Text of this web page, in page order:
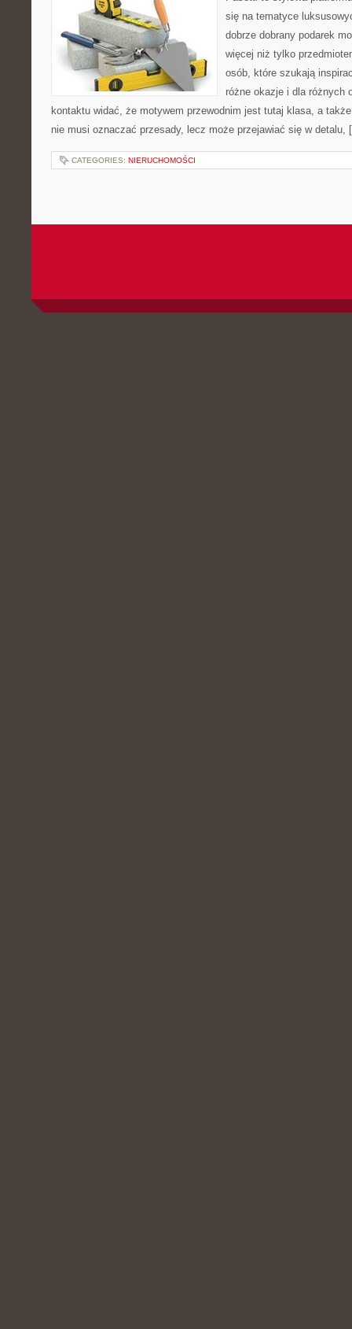
się na tematyce
dobrze dobrany podarek
więcej niż tylko
osób, które szukają
różne okazje i dla różnych
kontaktu widać, że motywem przewodnim jest tutaj klasa, a
nie musi oznaczać przesady, lecz może przejawiać się w
CATEGORIES: NIERUCHOMOŚCI